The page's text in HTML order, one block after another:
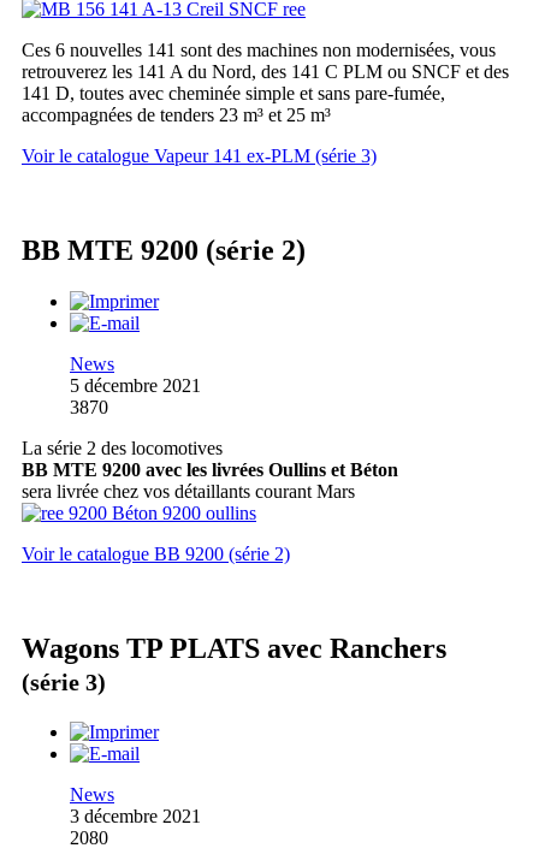
Ces 6 nouvelles 141 sont des machines non modernisées, vous
retrouverez les 141 A du Nord, des 141 C PLM ou SNCF et des
141 D, toutes avec cheminée simple et sans pare-fumée,
accompagnées de tenders 23 m³ et 25 m³
Voir le catalogue Vapeur 141 ex-PLM (série 3)
BB MTE 9200 (série 2)
News
5 décembre 2021
3870
La série 2 des locomotives
BB MTE 9200 avec les livrées Oullins et Béton
sera livrée chez vos détaillants courant Mars
Voir le catalogue BB 9200 (série 2)
Wagons TP PLATS avec Ranchers
(série 3)
News
3 décembre 2021
2080